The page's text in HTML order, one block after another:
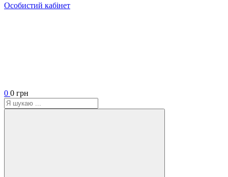
Особистий кабінет
0 0 грн